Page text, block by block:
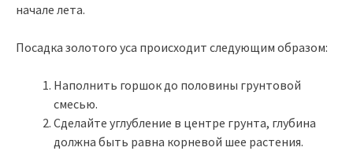
начале лета.
Посадка золотого уса происходит следующим образом:
Наполнить горшок до половины грунтовой
смесью.
Сделайте углубление в центре грунта, глубина
должна быть равна корневой шее растения.